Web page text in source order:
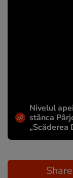
Nivelul
stânca
„Scăderea
Share